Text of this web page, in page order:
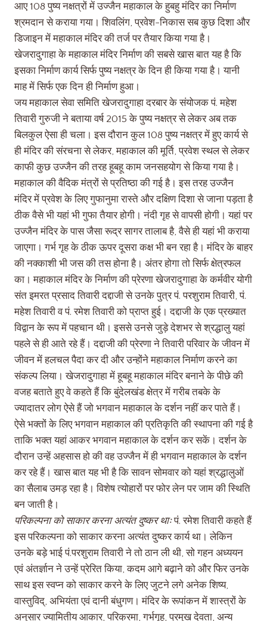
आए 108 पुष्य नक्षत्रों में उज्जैन महाकाल के हुबहु मंदिर का निर्माण
श्रमदान से कराया गया। शिवलिंग, प्रवेश-निकास सब कुछ दिशा और
डिजाइन में महाकाल मंदिर की तर्ज पर तैयार किया गया है।
खेजरादुगाहा के महाकाल मंदिर निर्माण की सबसे खास बात यह है कि
इसका निर्माण कार्य सिर्फ पुष्य नक्षत्र के दिन ही किया गया है। यानी
माह में सिर्फ एक दिन ही निर्माण हुआ।
जय महाकाल सेवा समिति खेजरादुगाहा दरबार के संयोजक पं. महेश
तिवारी गुरुजी ने बताया वर्ष 2015 के पुष्य नक्षत्र से लेकर अब तक
बिलकुल ऐसा ही चला। इस दौरान कुल 108 पुष्य नक्षत्र में हुए कार्य से
ही मंदिर की संरचना से लेकर, महाकाल की मूर्ति, प्रवेश स्थल से लेकर
काफी कुछ उज्जैन की तरह हूबहू काम जनसहयोग से किया गया है।
महाकाल की वैदिक मंत्रों से प्रतिष्ठा की गई है। इस तरह उज्जैन
मंदिर में प्रवेश के लिए गुफानुमा रास्ते और दक्षिण दिशा से जाना पड़ता है
ठीक वैसे भी यहां भी गुफा तैयार होगी। नंदी गृह से वापसी होगी। यहां पर
उज्जैन मंदिर के पास जैसा रूद्र सागर तालाब है, वैसे ही यहां भी कराया
जाएगा। गर्भ गृह के ठीक ऊपर दूसरा कक्ष भी बन रहा है। मंदिर के बाहर
की नक्काशी भी जस की तस होना है। अंतर होगा तो सिर्फ क्षेत्रफल
का। महाकाल मंदिर के निर्माण की प्रेरणा खेजरादुगाहा के कर्मवीर योगी
संत इमरत प्रसाद तिवारी दद्दाजी से उनके पुत्र पं. परशुराम तिवारी, पं.
महेश तिवारी व पं. रमेश तिवारी को प्राप्त हुई। दद्दाजी के एक प्रख्यात
विद्वान के रूप में पहचान थी। इससे उनसे जुड़े देशभर से श्रद्धालु यहां
पहले से ही आते रहे हैं। दद्दाजी की प्रेरणा ने तिवारी परिवार के जीवन में
जीवन में हलचल पैदा कर दी और उन्होंने महाकाल निर्माण करने का
संकल्प लिया। खेजरादुगाहा में हूबहू महाकाल मंदिर बनाने के पीछे की
वजह बताते हुए वे कहते हैं कि बुंदेलखंड क्षेत्र में गरीब तबके के
ज्यादातर लोग ऐसे हैं जो भगवान महाकाल के दर्शन नहीं कर पाते हैं।
ऐसे भक्तों के लिए भगवान महाकाल की प्रतिकृति की स्थापना की गई है
ताकि भक्त यहां आकर भगवान महाकाल के दर्शन कर सकें। दर्शन के
दौरान उन्हें अहसास हो की वह उज्जैन में ही भगवान महाकाल के दर्शन
कर रहे हैं। खास बात यह भी है कि सावन सोमवार को यहां श्रद्धालुओं
का सैलाब उमड़ रहा है। विशेष त्योहारों पर फोर लेन पर जाम की स्थिति
बन जाती है।
परिकल्पना को साकार करना अत्यंत दुष्कर थाःपं. रमेश तिवारी कहते हैं
इस परिकल्पना को साकार करना अत्यंत दुष्कर कार्य था। लेकिन
उनके बड़े भाई पं.परशुराम तिवारी ने तो ठान ली थी, सो गहन अध्ययन
एवं अंतर्ज्ञान ने उन्हें प्रेरित किया, कदम आगे बढ़ाने को और फिर उनके
साथ इस स्वप्न को साकार करने के लिए जुटने लगे अनेक शिष्य,
वास्तुविद्, अभियंता एवं दानी बंधुगण। मंदिर के रूपांकन में शास्त्रों के
अनुसार ज्यामितीय आकार, परिक्रमा, गर्भगृह, प्रमुख देवता, अन्य